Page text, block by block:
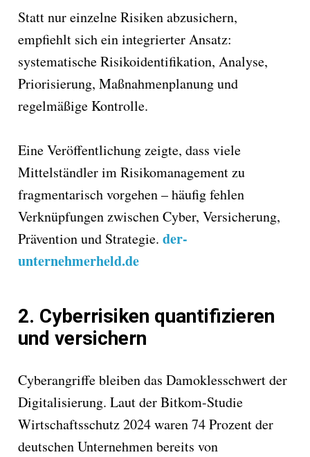
Statt nur einzelne Risiken abzusichern,
empfiehlt sich ein integrierter Ansatz:
systematische Risikoidentifikation, Analyse,
Priorisierung, Maßnahmenplanung und
regelmäßige Kontrolle.
Eine Veröffentlichung zeigte, dass viele
Mittelständler im Risikomanagement zu
fragmentarisch vorgehen – häufig fehlen
Verknüpfungen zwischen Cyber, Versicherung,
Prävention und Strategie. der-
unternehmerheld.de
2. Cyberrisiken quantifizieren
und versichern
Cyberangriffe bleiben das Damoklesschwert der
Digitalisierung. Laut der Bitkom-Studie
Wirtschaftsschutz 2024 waren 74 Prozent der
deutschen Unternehmen bereits von